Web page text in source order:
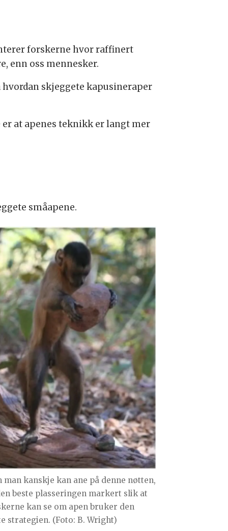
forskerne hvor raffinert
enn oss mennesker.
hvordan skjeggete kapusineraper
at apenes teknikk er langt mer
småapene.
man kanskje kan ane på denne nøtten,
beste plasseringen markert slik at
kan se om apen bruker den
strategien. (Foto: B. Wright)